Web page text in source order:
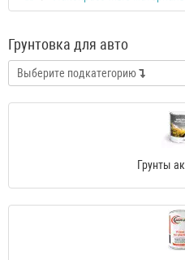
Грунтовка для авто
Выберите подкатегорию
Грунты